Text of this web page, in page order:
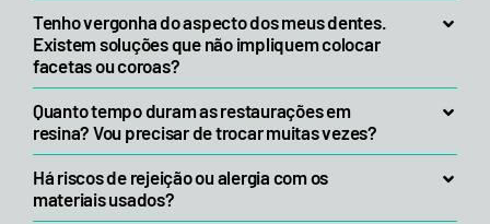
Tenho vergonha do aspecto dos meus dentes.
Existem soluções que não impliquem colocar
facetas ou coroas?
Quanto tempo duram as restaurações em
resina? Vou precisar de trocar muitas vezes?
Há riscos de rejeição ou alergia com os
materiais usados?